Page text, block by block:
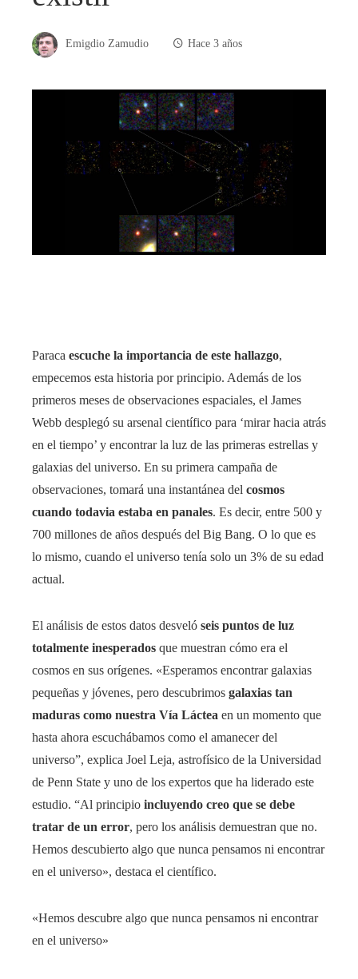
Emigdio Zamudio Hace 3 años
Paraca escuche la importancia de este hallazgo,
empecemos esta historia por principio. Además de los
primeros meses de observaciones espaciales, el James
Webb desplegó su arsenal científico para ‘mirar hacia atrás
en el tiempo’ y encontrar la luz de las primeras estrellas y
galaxias del universo. En su primera campaña de
observaciones, tomará una instantánea del cosmos
cuando todavia estaba en panales. Es decir, entre 500 y
700 millones de años después del Big Bang. O lo que es
lo mismo, cuando el universo tenía solo un 3% de su edad
actual.
El análisis de estos datos desveló seis puntos de luz
totalmente inesperados que muestran cómo era el
cosmos en sus orígenes. «Esperamos encontrar galaxias
pequeñas y jóvenes, pero descubrimos galaxias tan
maduras como nuestra Vía Láctea en un momento que
hasta ahora escuchábamos como el amanecer del
universo”, explica Joel Leja, astrofísico de la Universidad
de Penn State y uno de los expertos que ha liderado este
estudio. “Al principio incluyendo creo que se debe
tratar de un error, pero los análisis demuestran que no.
Hemos descubierto algo que nunca pensamos ni encontrar
en el universo», destaca el científico.
«Hemos descubre algo que nunca pensamos ni encontrar
en el universo»